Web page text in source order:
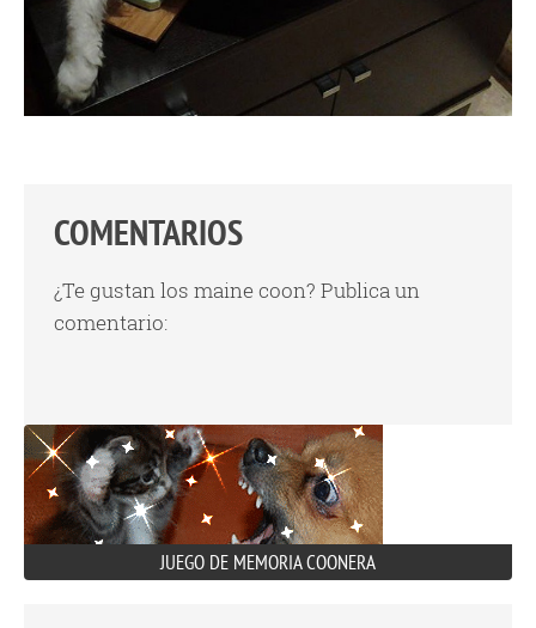
COMENTARIOS
¿Te gustan los maine coon? Publica un
comentario:
JUEGO DE MEMORIA COONERA